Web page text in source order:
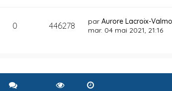
0 446278 parAurore Lacroix-
mar. 04 mai 2021, 21:16